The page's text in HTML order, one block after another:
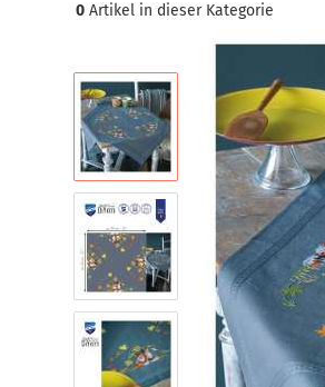
0 Artikel in dieser Kategorie